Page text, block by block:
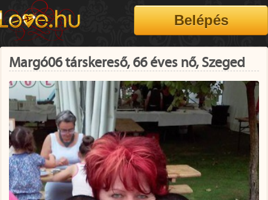
Margó06 társkereső, 66 éves nő, Szeged